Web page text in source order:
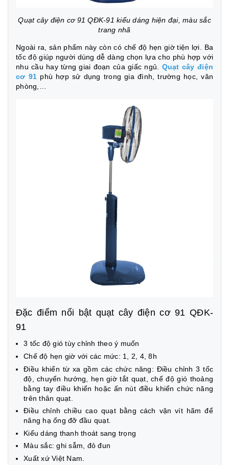
Quạt cây điện cơ 91 QĐK-91 kiểu dáng hiện đại, màu sắc
trang nhã
Ngoài ra, sản phẩm này còn có chế độ hẹn giờ tiện lợi. Ba
tốc độ giúp người dùng dễ dàng chọn lựa cho phù hợp với
nhu cầu hay từng giai đoạn của giấc ngủ. Quạt cây điện
cơ 91 phù hợp sử dụng trong gia đình, trường học, văn
phòng,…
Đặc điểm nổi bật quạt cây điện cơ 91 QĐK-
91
3 tốc độ gió tùy chỉnh theo ý muốn
Chế độ hẹn giờ với các mức: 1, 2, 4, 8h
Điều khiển từ xa gồm các chức năng: Điều chỉnh 3 tốc
độ, chuyển hướng, hẹn giờ tắt quạt, chế độ gió thoảng
bằng tay điều khiển hoặc ấn nút điều khiển chức năng
trên thân quạt.
Điều chỉnh chiều cao quạt bằng cách vặn vít hãm để
nâng hạ ống đỡ đầu quạt.
Kiểu dáng thanh thoát sang trọng
Màu sắc: ghi sẫm, đỏ đun
Xuất xứ Việt Nam.